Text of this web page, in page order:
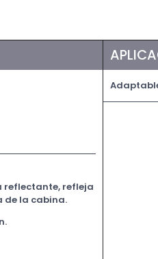
reflectante, refleja
de la cabina.